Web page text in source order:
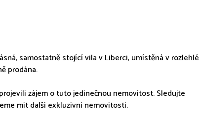
samostatně stojící vila v Liberci, umístěná v rozlehlé
prodána.
zájem o tuto jedinečnou nemovitost. Sledujte
mít další exkluzivní nemovitosti.